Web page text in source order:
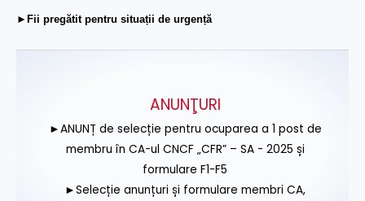
►Fii pregătit pentru situații de urgență
ANUNŢURI
►ANUNȚ de selecție pentru ocuparea a 1 post de
membru în CA-ul CNCF „CFR” – SA - 2025 și
formulare F1-F5
►Selecție anunțuri și formulare membri CA,